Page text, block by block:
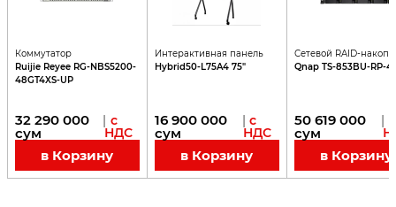
Коммутатор
Ruijie Reyee RG-NBS5200-
48GT4XS-UP
32 290 000
сум
| с
НДС
в Корзину
Интерактивная панель
Hybrid50-L75A4 75"
16 900 000
сум
| с
НДС
в Корзину
Сетевой RAID-
Qnap TS-853BU-RP-
50 619 000
сум
|
в Корзину